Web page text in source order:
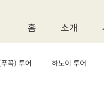
홈 소개
꼭) 투어 하노이 투어